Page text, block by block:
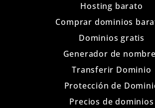
Hosting barato
Comprar dominios
Dominios gratis
Generador de
Transferir Dominio
Protección de
Precios de dominios